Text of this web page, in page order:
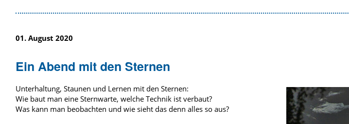
01. August 2020
Ein Abend mit den Sternen
Unterhaltung, Staunen und Lernen mit den Sternen:
Wie baut man eine Sternwarte, welche Technik ist verbaut?
Was kann man beobachten und wie sieht das denn alles so aus?